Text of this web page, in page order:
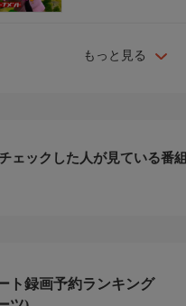
もっと見る
ェックした人が見ている番組
ト録画予約ランキング